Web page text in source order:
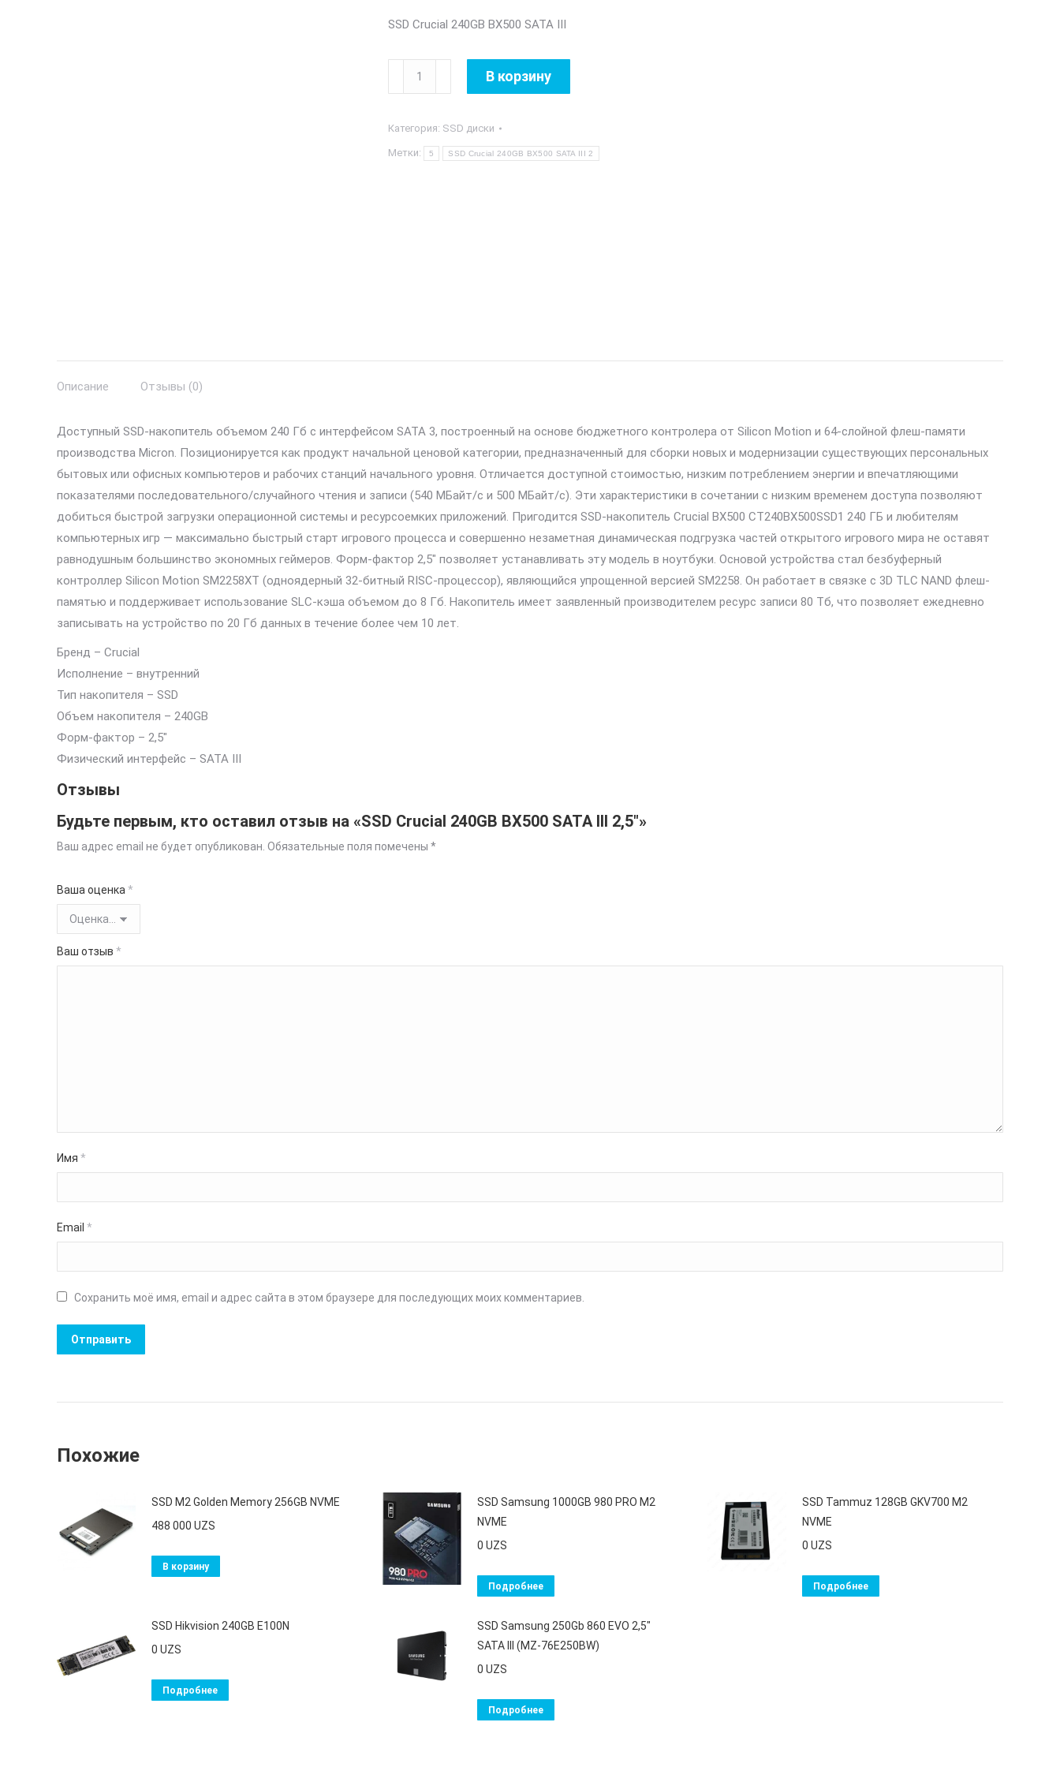
SSD Crucial 240GB BX500 SATA III
Количество
товара
Crucial
240GB
В корзину
Категория: SSD диски
Метки: 5 SSD Crucial 240GB BX500 SATA III 2
Описание Отзывы (0)
Доступный SSD-накопитель объемом 240 Гб с интерфейсом SATA 3, построенный на основе бюджетного контролера от Silicon Motion и 64-слойной флеш-памяти
производства Micron. Позиционируется как продукт начальной ценовой категории, предназначенный для сборки новых и модернизации существующих персональных
бытовых или офисных компьютеров и рабочих станций начального уровня. Отличается доступной стоимостью, низким потреблением энергии и впечатляющими
показателями последовательного/случайного чтения и записи (540 МБайт/с и 500 МБайт/с). Эти характеристики в сочетании с низким временем доступа позволяют
добиться быстрой загрузки операционной системы и ресурсоемких приложений. Пригодится SSD-накопитель Crucial BX500 CT240BX500SSD1 240 ГБ и любителям
компьютерных игр — максимально быстрый старт игрового процесса и совершенно незаметная динамическая подгрузка частей открытого игрового мира не оставят
равнодушным большинство экономных геймеров. Форм-фактор 2,5″ позволяет устанавливать эту модель в ноутбуки. Основой устройства стал безбуферный
контроллер Silicon Motion SM2258XT (одноядерный 32-битный RISC-процессор), являющийся упрощенной версией SM2258. Он работает в связке с 3D TLC NAND флеш-
памятью и поддерживает использование SLC-кэша объемом до 8 Гб. Накопитель имеет заявленный производителем ресурс записи 80 Тб, что позволяет ежедневно
записывать на устройство по 20 Гб данных в течение более чем 10 лет.
Бренд – Crucial
Исполнение – внутренний
Тип накопителя – SSD
Объем накопителя – 240GB
Форм-фактор – 2,5″
Физический интерфейс – SATA III
Отзывы
Будьте первым, кто оставил отзыв на «SSD Crucial 240GB BX500 SATA III 2,5″»
Ваш адрес email не будет опубликован. Обязательные поля помечены *
Ваша оценка *
Ваш отзыв *
Имя *
Email *
Сохранить моё имя, email и адрес сайта в этом браузере для последующих моих комментариев.
Похожие
SSD M2 Golden Memory 256GB NVME
488 000 UZS
В корзину
SSD Samsung 1000GB 980 PRO M2
NVME
0 UZS
Подробнее
SSD Tammuz 128GB GKV700 M2
NVME
0 UZS
Подробнее
SSD Hikvision 240GB E100N
0 UZS
Подробнее
SSD Samsung 250Gb 860 EVO 2,5"
SATA III (MZ-76E250BW)
0 UZS
Подробнее